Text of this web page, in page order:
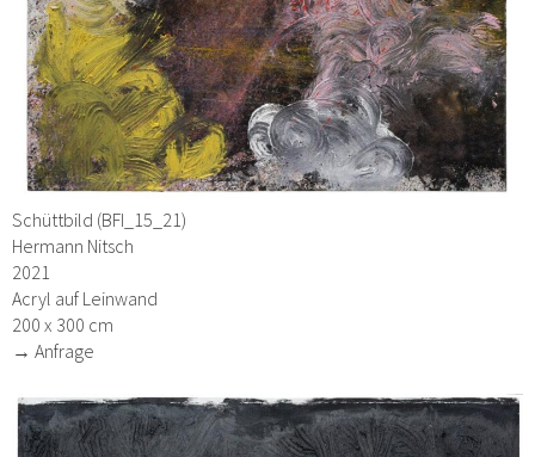
Schüttbild (BFI_15_21)
Hermann Nitsch
2021
Acryl auf Leinwand
200 x 300 cm
→ Anfrage